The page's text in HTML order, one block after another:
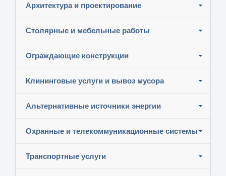
Архитектура и проектирование
Столярные и мебельные работы
Ограждающие конструкции
Клининговые услуги и вывоз мусора
Альтернативные источники энергии
Охранные и телекоммуникационные системы
Транспортные услуги